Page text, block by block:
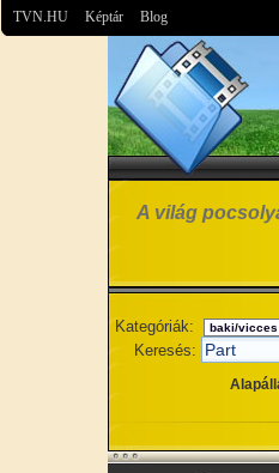
TVN.HU Képtár Blog
A világ
Kategóriák:
Keresés: